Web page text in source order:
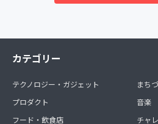
カテゴリー
テクノロジー・ガジェット
プロダクト
フード・飲食店
まち
音楽
チャ